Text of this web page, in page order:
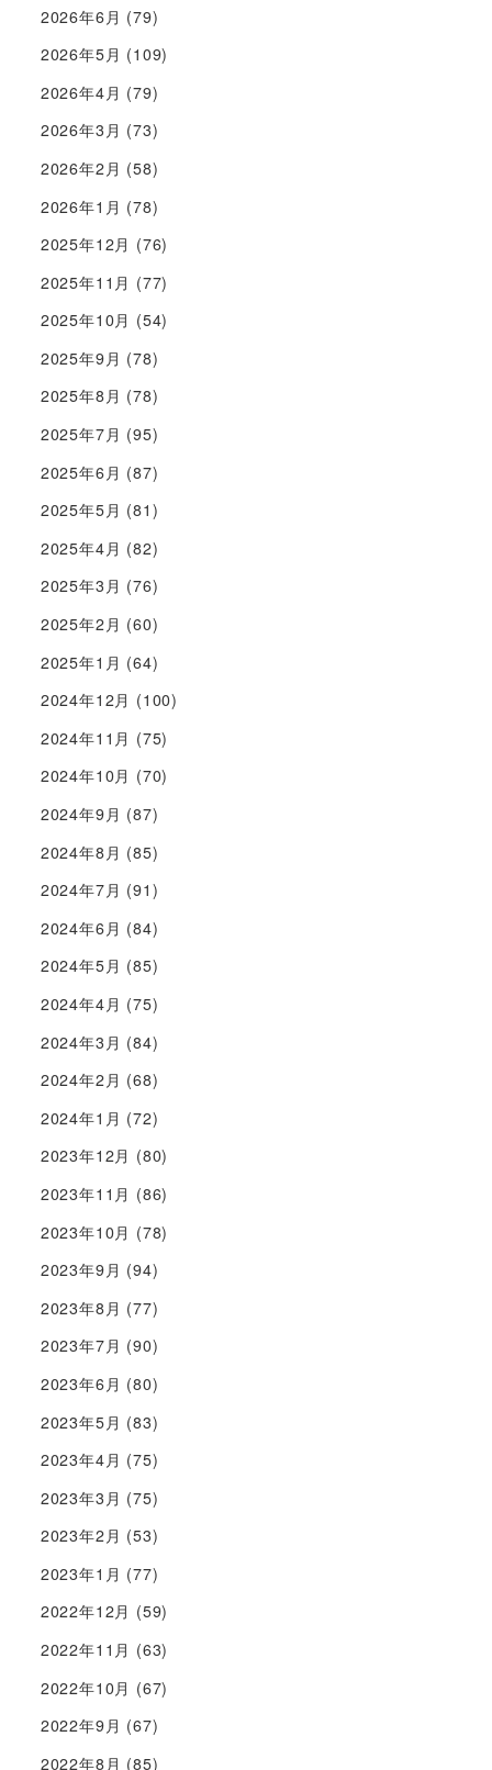
2026年6月 (79)
2026年5月 (109)
2026年4月 (79)
2026年3月 (73)
2026年2月 (58)
2026年1月 (78)
2025年12月 (76)
2025年11月 (77)
2025年10月 (54)
2025年9月 (78)
2025年8月 (78)
2025年7月 (95)
2025年6月 (87)
2025年5月 (81)
2025年4月 (82)
2025年3月 (76)
2025年2月 (60)
2025年1月 (64)
2024年12月 (100)
2024年11月 (75)
2024年10月 (70)
2024年9月 (87)
2024年8月 (85)
2024年7月 (91)
2024年6月 (84)
2024年5月 (85)
2024年4月 (75)
2024年3月 (84)
2024年2月 (68)
2024年1月 (72)
2023年12月 (80)
2023年11月 (86)
2023年10月 (78)
2023年9月 (94)
2023年8月 (77)
2023年7月 (90)
2023年6月 (80)
2023年5月 (83)
2023年4月 (75)
2023年3月 (75)
2023年2月 (53)
2023年1月 (77)
2022年12月 (59)
2022年11月 (63)
2022年10月 (67)
2022年9月 (67)
2022年8月 (85)